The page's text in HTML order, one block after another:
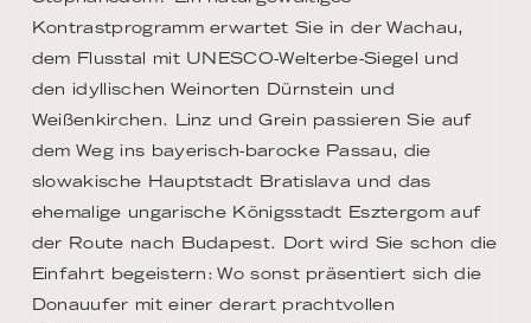
Kontrastprogramm erwartet Sie in der Wachau,
dem Flusstal mit UNESCO-Welterbe-Siegel und
den idyllischen Weinorten Dürnstein und
Weißenkirchen. Linz und Grein passieren Sie auf
dem Weg ins bayerisch-barocke Passau, die
slowakische Hauptstadt Bratislava und das
ehemalige ungarische Königsstadt Esztergom auf
der Route nach Budapest. Dort wird Sie schon die
Einfahrt begeistern: Wo sonst präsentiert sich die
Donauufer mit einer derart prachtvollen